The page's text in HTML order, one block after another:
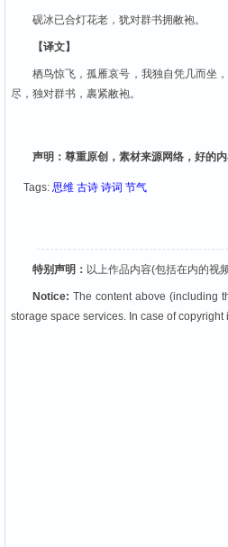
砚冰已合灯花老，犹对群书拥敝袍。
【译文】
栖鸟惊飞，孤雁哀号，我独自凭几而坐
尽，独对群书，裹紧敝袍。
声明：尊重原创，素材来源网络，好的
Tags: 思维 古诗 诗词 节气
特别声明： 以上作品内容(包括在内的视
Notice: The content above (including
storage space services. In case of